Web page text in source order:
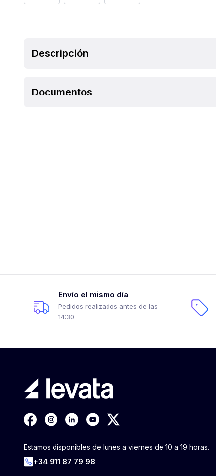
Descripción
Documentos
Envío el mismo día
Pedidos realizados antes de las
14:30
Estamos disponibles de lunes a viernes de 10 a 19 horas.
+34 911 87 79 98